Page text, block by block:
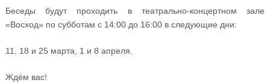
Беседы будут проходить в театрально-концертном зале
«Восход» по субботам с 14:00 до 16:00 в следующие дни:
11, 18 и 25 марта, 1 и 8 апреля.
Ждём вас!